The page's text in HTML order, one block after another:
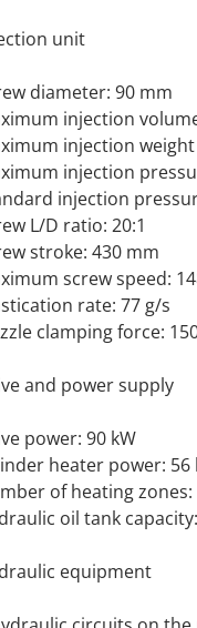
unit
diameter: 90 mm
injection
injection weight
injection
injection
L/D ratio: 20:1
stroke: 430 mm
screw speed:
rate: 77 g/s
clamping force:
and power supply
power: 90 kW
heater power: 56
of heating zones:
oil tank
equipment